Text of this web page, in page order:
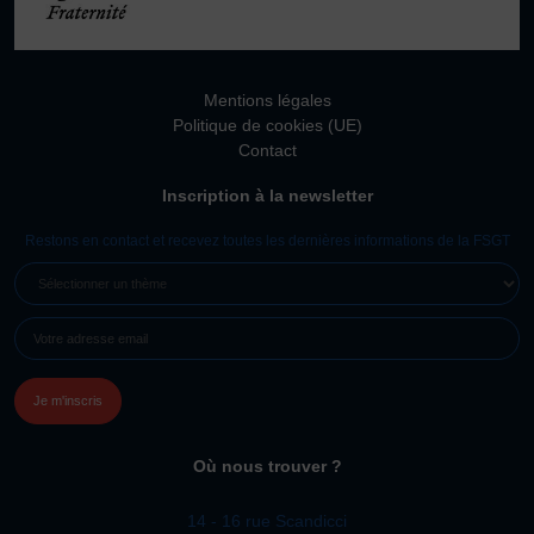
Vivicittà
ACTUALITÉS
JE SOUHAITE M’AFFILIER
Prise de licence
JE SOUHAITE TROUVER UN COMITÉ
JE SOUHAITE ADHÉRER
Affiliation
Honorabilité
Licence Omnisports
Certificat Médical
Mentions légales
Politique de cookies (UE)
Contact
Inscription à la newsletter
Restons en contact et recevez toutes les dernières informations de la FSGT
UN
(NÉCESSAIRE)
MAIL
Où nous trouver ?
14 - 16 rue Scandicci